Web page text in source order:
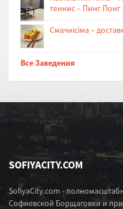
теннис – Пинг Понг
Cмачнісіма –
Все Заведения
SOFIYACITY.COM
SofiyaCity.com -
Софиевской Борщаговки и